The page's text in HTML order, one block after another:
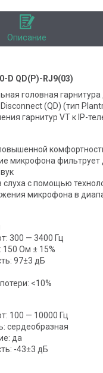
Описание
D QD(P)-RJ9(03)
головная
(QD) (тип
гарнитур VT к IP-
микрофона фильтрует
слуха с помощью
микрофона в
300 — 3400 Гц
150 Ом ± 15%
97±3 дБ
<10%
100 — 10000 Гц
сердеобразная
да
-43±3 дБ